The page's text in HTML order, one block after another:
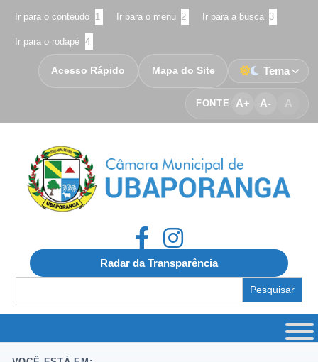
Ir para o conteúdo 1 Ir para o menu 2 Ir para a busca 3
Ir para o rodapé 4
FONTE A+ A- A
Acesso Rápido Mapa do Site Tema
Radar da Transparência
for: